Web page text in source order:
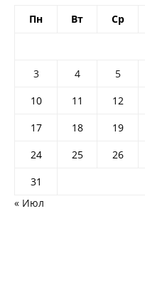
Пн Вт Ср
3
4 5
10
11 12
17
18 19
24
25 26
31
« Июл